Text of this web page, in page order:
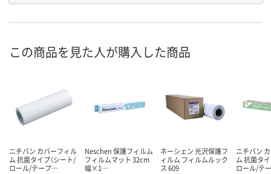
この商品を見た人が購入した商品
ニチバン カバーフィル
ム 抗菌タイプ（シート/
ロール/テープ…
Neschen 保護フィルム
フィルムマット 32cm
幅×1…
ネーシェン 光沢保護フ
ィルム フィルムルック
ス 609
ニチバン
ム 抗菌タ
ロール/テ